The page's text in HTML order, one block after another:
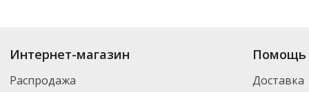
Купить
. В ассортименте
выбрать нужный товар и добавить его в корзину для дальнейшего
транспортной компанией DPD. Для постоянных клиентов - скидка,
Интернет-магазин
Распродажа
Помощь
Доставка